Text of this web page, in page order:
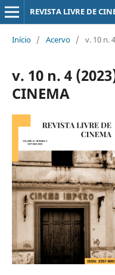
Início / Acervo / v. 10 n.
v. 10 n. 4
CINEMA